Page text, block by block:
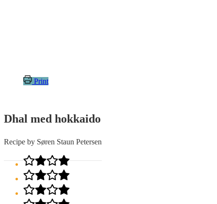
Print
Dhal med hokkaido
Recipe by Søren Staun Petersen